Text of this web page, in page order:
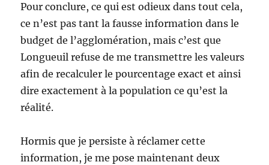
Pour conclure, ce qui est odieux dans tout cela,
ce n’est pas tant la fausse information dans le
budget de l’agglomération, mais c’est que
Longueuil refuse de me transmettre les valeurs
afin de recalculer le pourcentage exact et ainsi
dire exactement à la population ce qu’est la
réalité.
Hormis que je persiste à réclamer cette
information, je me pose maintenant deux